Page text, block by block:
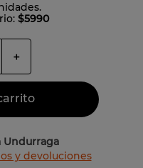
$5990
＋
Undurraga
y devoluciones